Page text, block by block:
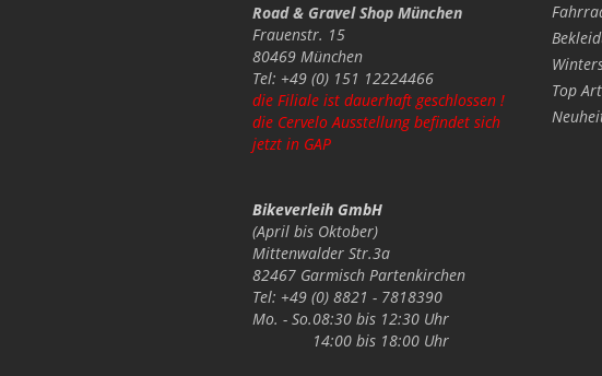
Road & Gravel Shop München
Frauenstr. 15
80469 München
Tel: +49 (0) 151 12224466
die Filiale ist dauerhaft geschlossen !
die Cervelo Ausstellung befindet sich
jetzt in GAP
Bikeverleih GmbH
(April bis Oktober)
Mittenwalder Str.3a
82467 Garmisch Partenkirchen
Tel: +49 (0) 8821 - 7818390
Mo. - So.08:30 bis 12:30 Uhr
14:00 bis 18:00 Uhr
Top